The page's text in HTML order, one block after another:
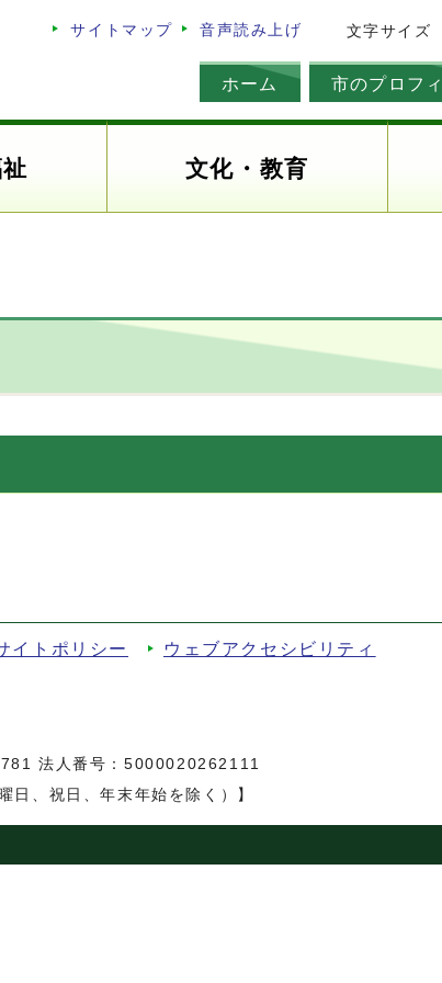
サイトマップ 音声読み上げ 文字サイズ
ホーム 市のプロフ
文化・教育
イトポリシー ウェブアクセシビリティ
法人番号：5000020262111
日、祝日、年末年始を除く）】